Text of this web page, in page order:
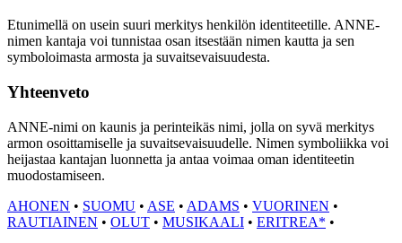
Etunimellä on usein suuri merkitys henkilön identiteetille. ANNE-
nimen kantaja voi tunnistaa osan itsestään nimen kautta ja sen
symboloimasta armosta ja suvaitsevaisuudesta.
Yhteenveto
ANNE-nimi on kaunis ja perinteikäs nimi, jolla on syvä merkitys
armon osoittamiselle ja suvaitsevaisuudelle. Nimen symboliikka voi
heijastaa kantajan luonnetta ja antaa voimaa oman identiteetin
muodostamiseen.
AHONEN • SUOMU • ASE • ADAMS • VUORINEN •
RAUTIAINEN • OLUT • MUSIKAALI • ERITREA* •